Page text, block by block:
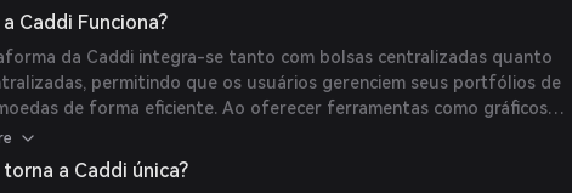
e extensões de navegador, suportando interfaces de
negociem, acompanhem e gerenciem investimentos em bolsas
e descentralizadas, fornecendo acesso a milhares de tokens.
Caddi Funciona?
da Caddi integra-se tanto com bolsas centralizadas quanto
permitindo que os usuários gerenciem seus portfólios de
de forma eficiente. Ao oferecer ferramentas como gráficos
gerenciamento de ordens e interfaces de negociação DEX, a Caddi
o processo de negociação, tornando mais acessível para os
monitorar e executar negociações em várias plataformas.
torna a Caddi única?